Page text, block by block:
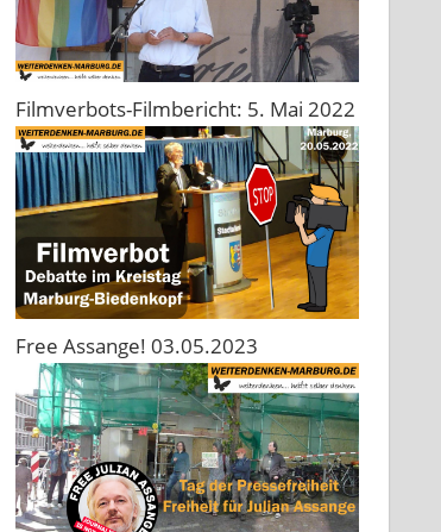
Filmverbots-Filmbericht: 5. Mai 2022
Free Assange! 03.05.2023